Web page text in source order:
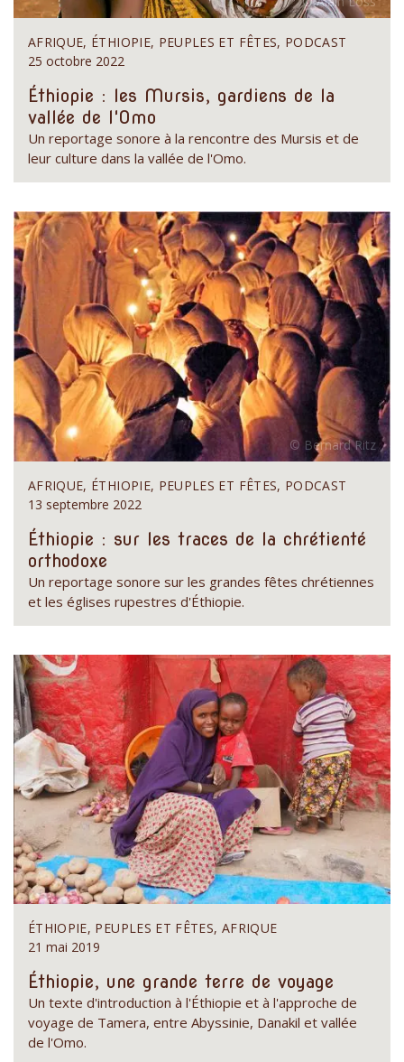
AFRIQUE, ÉTHIOPIE, PEUPLES ET FÊTES, PODCAST
25 octobre 2022
Éthiopie : les Mursis, gardiens de la
vallée de l'Omo
Un reportage sonore à la rencontre des Mursis et de
leur culture dans la vallée de l'Omo.
AFRIQUE, ÉTHIOPIE, PEUPLES ET FÊTES, PODCAST
13 septembre 2022
Éthiopie : sur les traces de la chrétienté
orthodoxe
Un reportage sonore sur les grandes fêtes chrétiennes
et les églises rupestres d'Éthiopie.
ÉTHIOPIE, PEUPLES ET FÊTES, AFRIQUE
21 mai 2019
Éthiopie, une grande terre de voyage
Un texte d'introduction à l'Éthiopie et à l'approche de
voyage de Tamera, entre Abyssinie, Danakil et vallée
de l'Omo.